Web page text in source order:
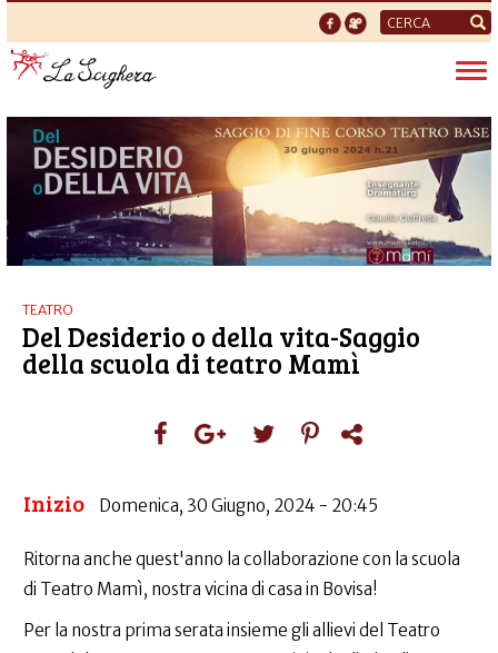
Form
di
ricerca
TEATRO
Del Desiderio o della vita-Saggio
della scuola di teatro Mamì
Inizio Domenica, 30 Giugno, 2024 - 20:45
Ritorna anche quest'anno la collaborazione con la scuola
di Teatro Mamì, nostra vicina di casa in Bovisa!
Per la nostra prima serata insieme gli allievi del Teatro